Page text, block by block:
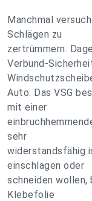
Manchmal
Schlägen zu
zertrümmern.
Verbund-
Auto. Das VSG
mit einer
sehr
widerstandsfähig
einschlagen oder
schneiden wollen,
Klebefolie